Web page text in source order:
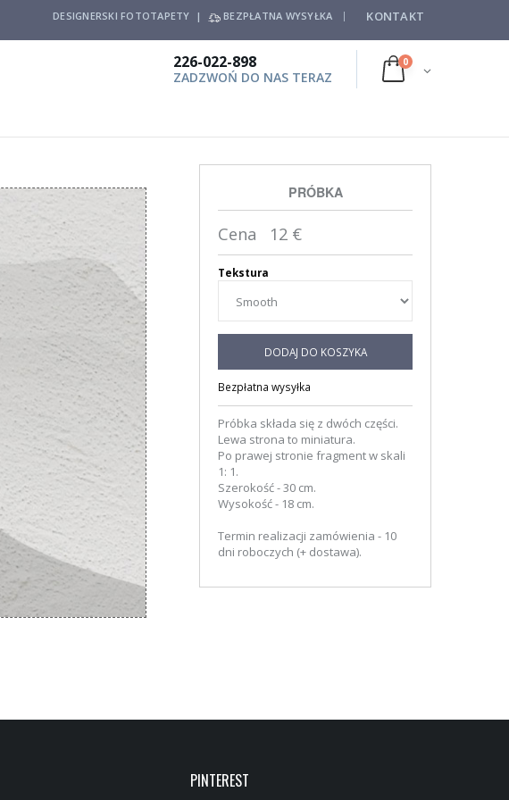
DESIGNERSKI FOTOTAPETY | BEZPŁATNA WYSYŁKA KONTAKT
226-022-898
ZADZWOŃ DO NAS TERAZ
0
PRÓBKA
Cena 12 €
Tekstura
DODAJ DO KOSZYKA
Bezpłatna wysyłka
Próbka składa się z dwóch części.
Lewa strona to miniatura.
Po prawej stronie fragment w skali
1: 1.
Szerokość - 30 cm.
Wysokość - 18 cm.
Termin realizacji zamówienia - 10
dni roboczych (+ dostawa).
PINTEREST